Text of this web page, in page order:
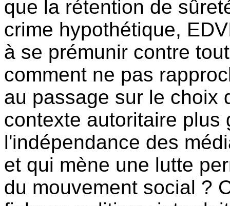
que la rétention de
crime hypothétique,
à se prémunir contre
comment ne pas
au passage sur le choix
contexte autoritaire plus
l'indépendance des
et qui mène une lutte
du mouvement social ?